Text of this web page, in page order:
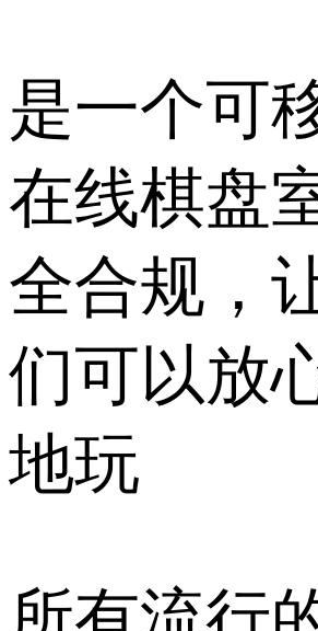
是一个可
在线棋盘
全合规，
们可以放
地玩